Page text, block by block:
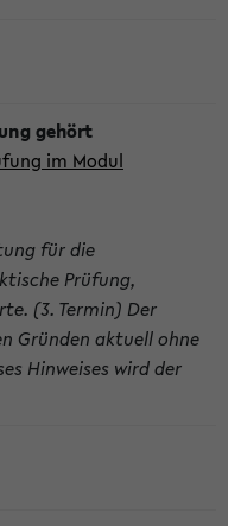
im Modul
für die
Prüfung,
(3. Termin) Der
Gründen aktuell ohne
Hinweises wird der